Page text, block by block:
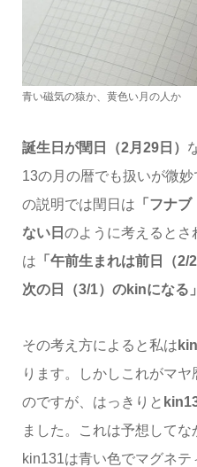
青い磁気の猿か、黄色い月の人か
誕生日が閏日（2月29日）
13の月の暦でも扱いが微
の説明では閏日は 「フナブ
ない日 のように考えるとさ
は 「午前生まれは前日（
次の日（3/1）のkinになる」
その考え方によると私は
ります。しかしこれがマ
のですが、はっきりと
ました。これは予想してな
kin131は青い色でマグネ